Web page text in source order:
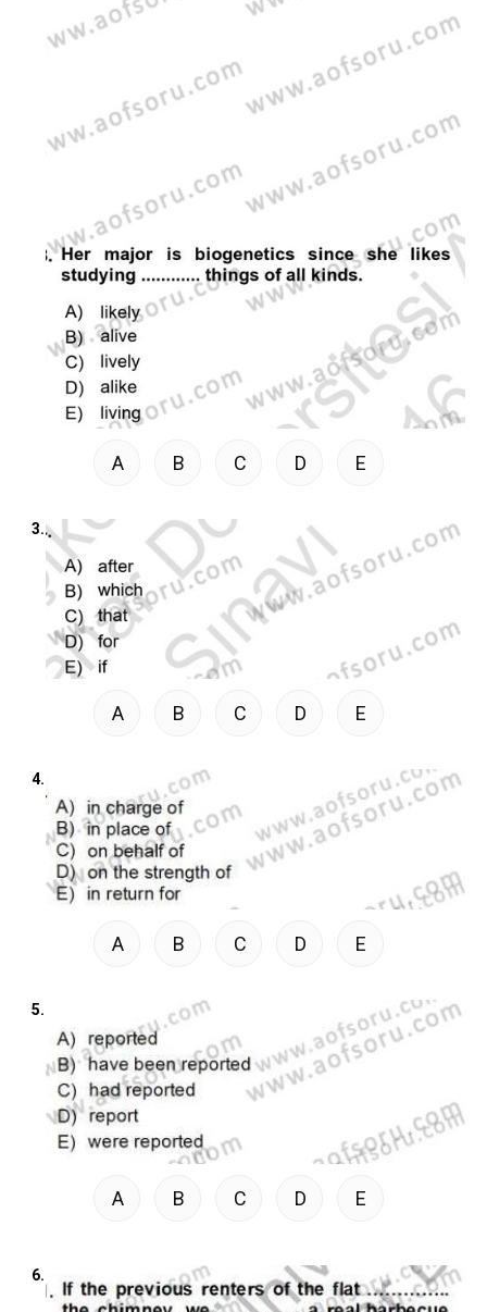
A B C D E
3.
A B C D E
4.
A B C D E
5.
A B C D E
6.